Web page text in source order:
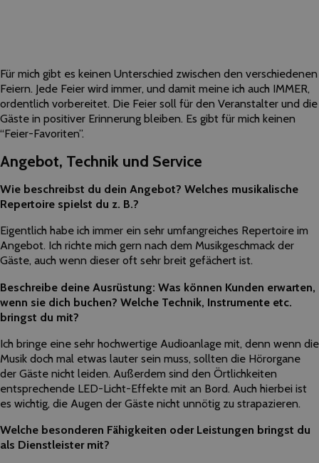
Für mich gibt es keinen Unterschied zwischen den verschiedenen
Feiern. Jede Feier wird immer, und damit meine ich auch IMMER,
ordentlich vorbereitet. Die Feier soll für den Veranstalter und die
Gäste in positiver Erinnerung bleiben. Es gibt für mich keinen
“Feier-Favoriten”.
Angebot, Technik und Service
Wie beschreibst du dein Angebot? Welches musikalische
Repertoire spielst du z. B.?
Eigentlich habe ich immer ein sehr umfangreiches Repertoire im
Angebot. Ich richte mich gern nach dem Musikgeschmack der
Gäste, auch wenn dieser oft sehr breit gefächert ist.
Beschreibe deine Ausrüstung: Was können Kunden erwarten,
wenn sie dich buchen? Welche Technik, Instrumente etc.
bringst du mit?
Ich bringe eine sehr hochwertige Audioanlage mit, denn wenn die
Musik doch mal etwas lauter sein muss, sollten die Hörorgane
der Gäste nicht leiden. Außerdem sind den Örtlichkeiten
entsprechende LED-Licht-Effekte mit an Bord. Auch hierbei ist
es wichtig, die Augen der Gäste nicht unnötig zu strapazieren.
Welche besonderen Fähigkeiten oder Leistungen bringst du
als Dienstleister mit?